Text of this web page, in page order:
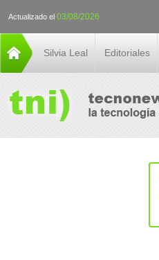
Actualizado el 03/08/2026
Silvia Leal Editoriales